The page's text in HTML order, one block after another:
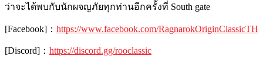
ว่าจะได้พบกับนักผจญภัยทุกท่านอีกครั้งที่ South gate
[Facebook] ： https://www.facebook.com/RagnarokOriginClassicTH
[Discord] ： https://discord.gg/rooclassic